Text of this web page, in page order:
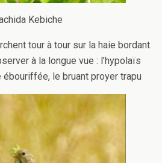
Kebiche
tour à tour sur la haie bordant
à la longue vue : l’hypolaïs
le bruant proyer trapu